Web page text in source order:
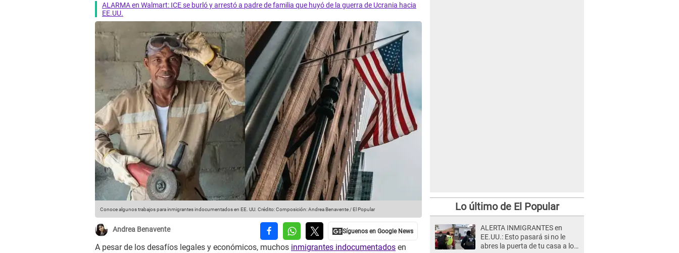
ALARMA en Walmart: ICE se burló y arrestó a padre de familia que huyó de la guerra de Ucrania hacia
EE.UU.
Conoce algunos trabajos para inmigrantes indocumentados en EE. UU. Crédito: Composición: Andrea Benavente / El Popular
Andrea Benavente
A pesar de los desafíos legales y económicos, muchos inmigrantes indocumentados en
Lo último de El Popular
ALERTA INMIGRANTES en
EE.UU.: Esto pasará si no le
abres la puerta de tu casa a los